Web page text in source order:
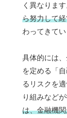
く異なります
ら努力して
わってきてい
具体的には
を定める「
るリスクを
り組みなど
は、金融機